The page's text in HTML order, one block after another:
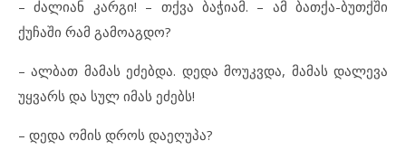
– ძალიან კარგი! – თქვა ბაჭიამ. – ამ ბათქა-ბუთქში
ქუჩაში რამ გამოაგდო?
– ალბათ მამას ეძებდა. დედა მოუკვდა, მამას დალევა
უყვარს და სულ იმას ეძებს!
– დედა ომის დროს დაეღუპა?